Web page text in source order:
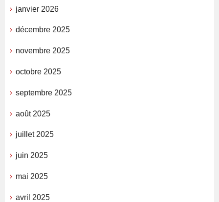
janvier 2026
décembre 2025
novembre 2025
octobre 2025
septembre 2025
août 2025
juillet 2025
juin 2025
mai 2025
avril 2025